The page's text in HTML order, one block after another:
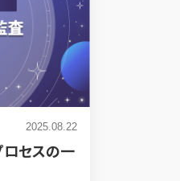
2025.08.22
ロセスの一